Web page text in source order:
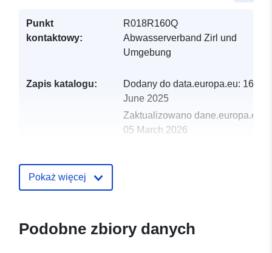
Punkt
kontaktowy:
R018R160Q
Abwasserverband Zirl und
Umgebung
Zapis katalogu: Dodany do data.europa.eu: 16
June 2025
Zaktualizowano dane.europa.eu:
05 March 2026
Pokaż więcej
Podobne zbiory danych